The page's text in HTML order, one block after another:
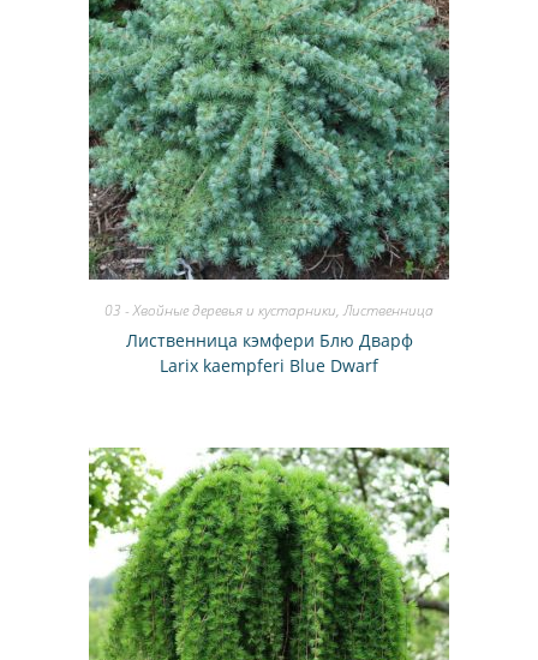
03 - Хвойные деревья и кустарники,Лиственница
Лиственница кэмфери Блю Дварф
Larix kaempferi Blue Dwarf